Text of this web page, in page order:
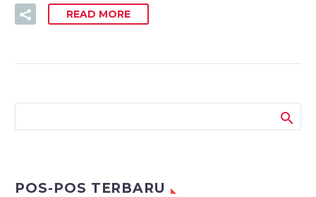
READ MORE
POS-POS TERBARU